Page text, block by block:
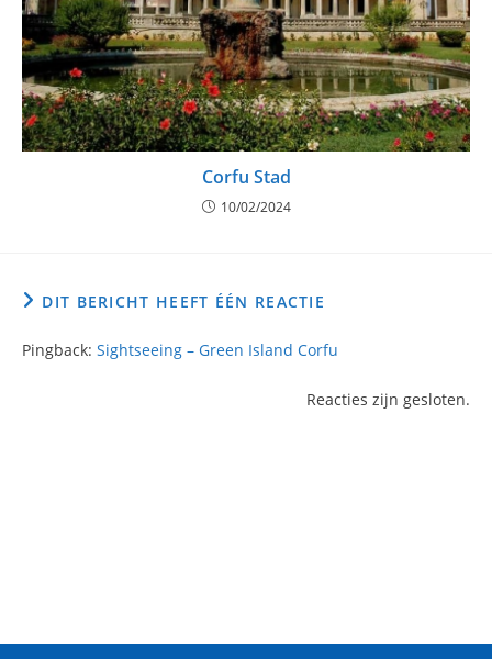
Corfu Stad
10/02/2024
DIT BERICHT HEEFT ÉÉN REACTIE
Pingback: Sightseeing – Green Island Corfu
Reacties zijn gesloten.